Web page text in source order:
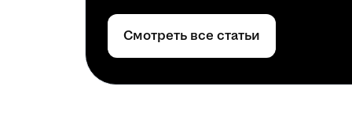
Смотреть все статьи